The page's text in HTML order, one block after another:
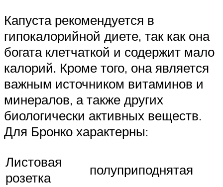
Капуста рекомендуется в
гипокалорийной диете, так как она
богата клетчаткой и содержит мало
калорий. Кроме того, она является
важным источником витаминов и
минералов, а также других
биологически активных веществ.
Для Бронко характерны:
Листовая
розетка
полуприподнятая